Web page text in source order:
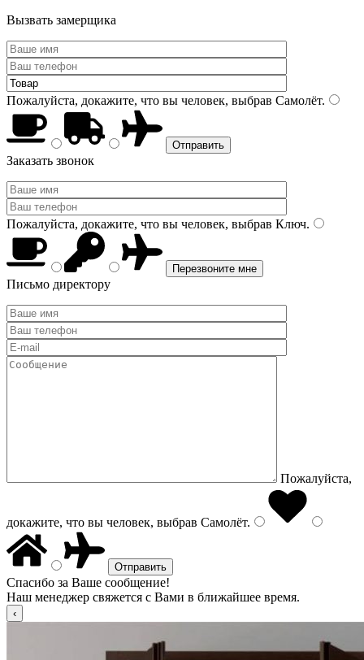
Вызвать замерщика
Пожалуйста, докажите, что вы человек, выбрав Самолёт.
Заказать звонок
Пожалуйста, докажите, что вы человек, выбрав Ключ.
Письмо директору
Пожалуйста,
докажите, что вы человек, выбрав Самолёт.
Спасибо за Ваше сообщение!
Наш менеджер свяжется с Вами в ближайшее время.